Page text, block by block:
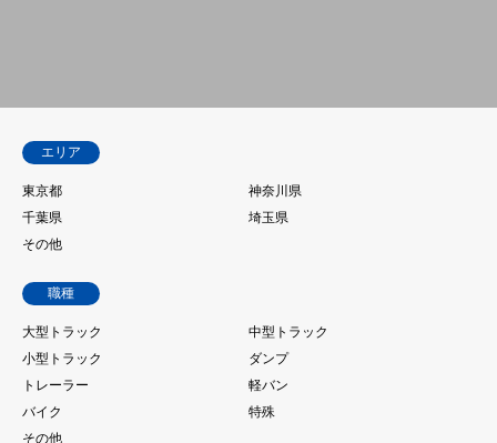
エリア
東京都
神奈川県
千葉県
埼玉県
その他
職種
大型トラック
中型トラック
小型トラック
ダンプ
トレーラー
軽バン
バイク
特殊
その他